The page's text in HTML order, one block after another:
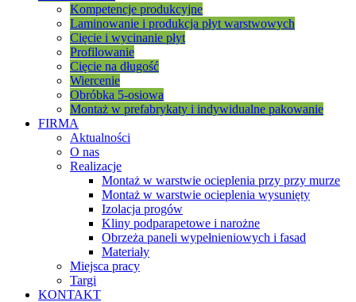
Kompetencje produkcyjne
Laminowanie i produkcja płyt warstwowych
Cięcie i wycinanie płyt
Profilowanie
Cięcie na długość
Wiercenie
Obróbka 5-osiowa
Montaż w prefabrykaty i indywidualne pakowanie
FIRMA
Aktualności
O nas
Realizacje
Montaż w warstwie ocieplenia przy przy murze
Montaż w warstwie ocieplenia wysunięty
Izolacja progów
Kliny podparapetowe i narożne
Obrzeża paneli wypełnieniowych i fasad
Materiały
Miejsca pracy
Targi
KONTAKT